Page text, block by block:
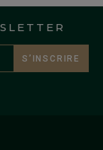
S’INSCRIRE